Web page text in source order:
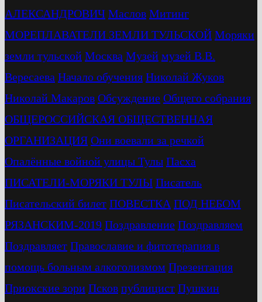
АЛЕКСАНДРОВИЧ Маслов Митинг
МОРЕПЛАВАТЕЛИ ЗЕМЛИ ТУЛЬСКОЙ Моряки
земли тульской Москва Музей музей В.В.
Вересаева Начало обучения Николай Жуков
Николай Макаров Обсуждение Общего собрания
ОБЩЕРОССИЙСКАЯ ОБЩЕСТВЕННАЯ
ОРГАНИЗАЦИЯ Они воевали за речкой
Опалённые войной улицы Тулы Пасха
ПИСАТЕЛИ-МОРЯКИ ТУЛЫ Писатель
Писательский билет ПОВЕСТКА ПОД НЕБОМ
РЯЗАНСКИМ-2019 Поздравление Поздравляем
Поздравляет Православие и фитотерапия в
помощь больным алкоголизмом Презентация
Приокские зори Псков публицист Пушкин